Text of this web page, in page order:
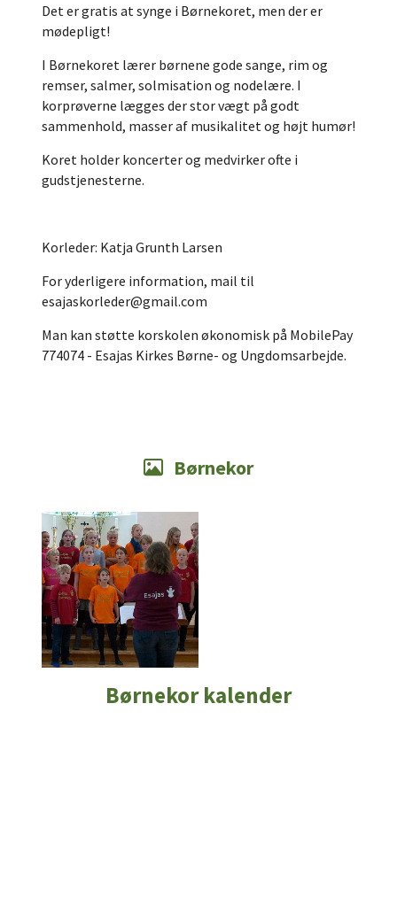
Det er gratis at synge i Børnekoret, men der er
mødepligt!
I Børnekoret lærer børnene gode sange, rim og
remser, salmer, solmisation og nodelære. I
korprøverne lægges der stor vægt på godt
sammenhold, masser af musikalitet og højt humør!
Koret holder koncerter og medvirker ofte i
gudstjenesterne.
Korleder: Katja Grunth Larsen
For yderligere information, mail til
esajaskorleder@gmail.com
Man kan støtte korskolen økonomisk på MobilePay
774074 - Esajas Kirkes Børne- og Ungdomsarbejde.
 Børnekor
Børnekor kalender